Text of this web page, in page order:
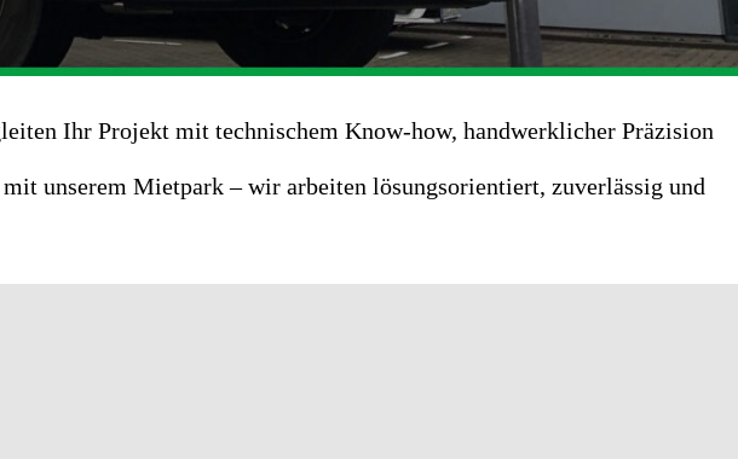
Ihr Projekt mit technischem Know-how, handwerklicher Präzision
unserem Mietpark – wir arbeiten lösungsorientiert, zuverlässig und